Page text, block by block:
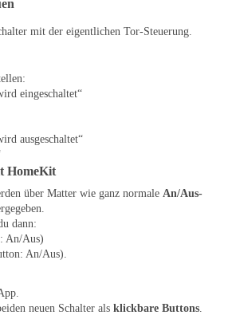
mit der eigentlichen Tor-Steuerung.
eingeschaltet“
ausgeschaltet“
HomeKit
über Matter wie ganz normale An/Aus-
dann:
An/Aus)
An/Aus).
neuen Schalter als klickbare Buttons